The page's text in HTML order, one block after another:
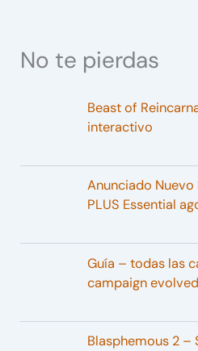
No te pierdas
Beast of
interactivo
Anunciado Nuevo
PLUS Essential
Guía – todas las
campaign evolved
Blasphemous 2 –